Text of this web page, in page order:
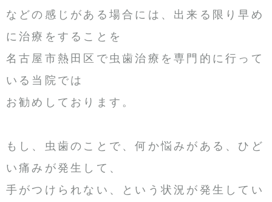
などの感じがある場合には、出来る限り早め
に治療をすることを
名古屋市熱田区で虫歯治療を専門的に行って
いる当院では
お勧めしております。
もし、虫歯のことで、何か悩みがある、ひど
い痛みが発生して、
手がつけられない、という状況が発生してい